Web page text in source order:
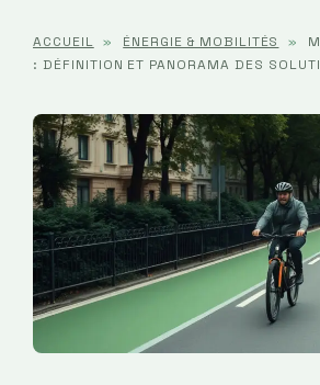
ACCUEIL » ÉNERGIE & MOBILITÉS »
: DÉFINITION ET PANORAMA DES